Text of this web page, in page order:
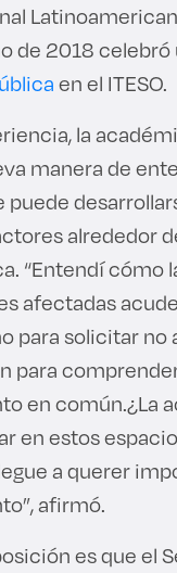
de 2018 celebró
en el ITESO.
la
manera de
puede
alrededor
“Entendí cómo
afectadas
para solicitar no
para
en común.¿La
en estos
a querer
afirmó.
es que el